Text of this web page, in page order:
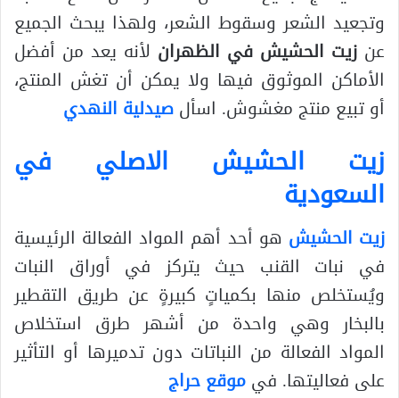
وتجعيد الشعر وسقوط الشعر، ولهذا يبحث الجميع
عن زيت الحشيش في الظهران لأنه يعد من أفضل
الأماكن الموثوق فيها ولا يمكن أن تغش المنتج،
أو تبيع منتج مغشوش. اسألصيدلية النهدي
زيت الحشيش الاصلي في
السعودية
زيت الحشيش هو أحد أهم المواد الفعالة الرئيسية
في نبات القنب حيث يتركز في أوراق النبات
ويُستخلص منها بكمياتٍ كبيرةٍ عن طريق التقطير
بالبخار وهي واحدة من أشهر طرق استخلاص
المواد الفعالة من النباتات دون تدميرها أو التأثير
على فعاليتها. فيموقع حراج